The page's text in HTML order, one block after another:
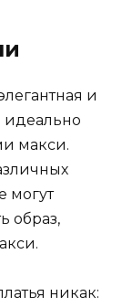
и
идеально
макси.
могут
образ,